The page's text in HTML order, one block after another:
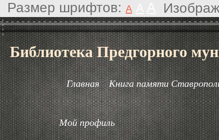
Размер шрифтов: A
Библиотека Предгорного
Главная Книга памяти
Мой профиль